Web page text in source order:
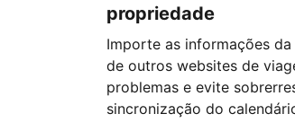
propriedade
Importe as informações
de outros websites de
problemas e evite
sincronização do